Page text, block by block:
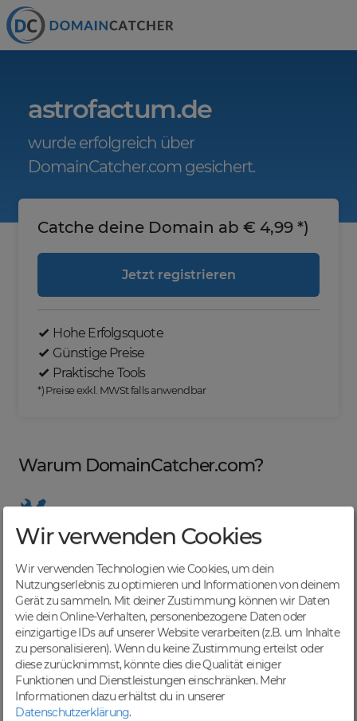
astrofactum.de
wurde erfolgreich über
DomainCatcher.com gesichert.
Warum DomainCatcher.com?
Nützliche Tools
Von Domainern für Domainer entwickelt, mit
übersichtlichen Listen für effizientes Management
Günstige Preise
Backorders bereits ab € 4,99. Je nach deinem Tier-
Level und zzgl. MwSt falls anwendbar
Catche deine Domain ab € 4,99 *)
Jetzt registrieren
Hohe Erfolgsquote
Günstige Preise
Praktische Tools
*) Preise exkl. MWSt falls anwendbar
Wir verwenden Cookies
Wir verwenden Technologien wie Cookies, um dein
Nutzungserlebnis zu optimieren und Informationen von deinem
Gerät zu sammeln. Mit deiner Zustimmung können wir Daten
wie dein Online-Verhalten, personenbezogene Daten oder
einzigartige IDs auf unserer Website verarbeiten (z.B. um Inhalte
zu personalisieren). Wenn du keine Zustimmung erteilst oder
diese zurücknimmst, könnte dies die Qualität einiger
Funktionen und Dienstleistungen einschränken. Mehr
Informationen dazu erhältst du in unserer
Datenschutzerklärung.